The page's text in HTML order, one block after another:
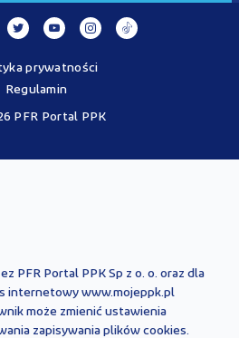
PFR Portal PPK
prywatności
Regulamin
- PFR Portal PPK sp. z o.o., spółkę
przepisów prawa i każdorazowo
oraz stosowane z uwzględnieniem
prawa. Treści te nie stanowią
ani oficjalnej interpretacji
PFR Portal PPK Sp z o. o. oraz dla
internetowy www.mojeppk.pl
może zmienić ustawienia
zapisywania plików cookies.